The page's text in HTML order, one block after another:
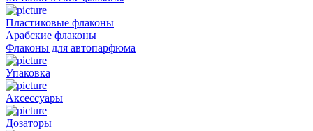
Пластиковые флаконы
Арабские флаконы
Флаконы для автопарфюма
Упаковка
Аксессуары
Дозаторы